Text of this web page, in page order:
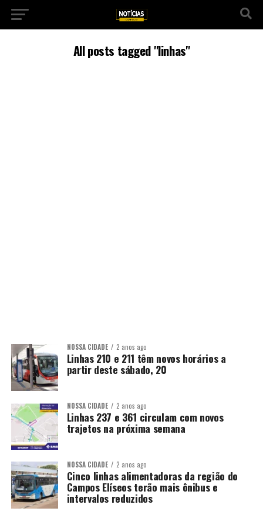
All posts tagged "linhas"
NOSSA CIDADE 2 anos ago
Linhas 210 e 211 têm novos horários a
partir deste sábado, 20
NOSSA CIDADE 2 anos ago
Linhas 237 e 361 circulam com novos
trajetos na próxima semana
NOSSA CIDADE 2 anos ago
Cinco linhas alimentadoras da região do
Campos Elíseos terão mais ônibus e
intervalos reduzidos